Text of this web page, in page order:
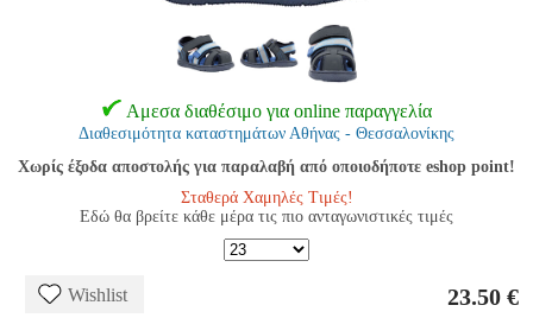
Αμεσα διαθέσιμο για online παραγγελία
Διαθεσιμότητα καταστημάτων Αθήνας - Θεσσαλονίκης
Χωρίς έξοδα αποστολής για παραλαβή από οποιοδήποτε eshop point!
Σταθερά Χαμηλές Τιμές!
Εδώ θα βρείτε κάθε μέρα τις πιο ανταγωνιστικές τιμές
Wishlist 23.50 €